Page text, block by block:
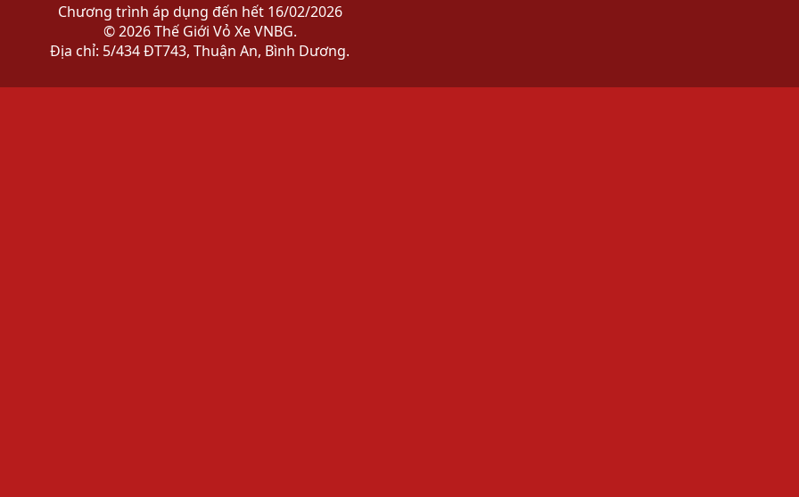
Chương trình áp dụng đến hết 16/02/2026
© 2026 Thế Giới Vỏ Xe VNBG.
Địa chỉ: 5/434 ĐT743, Thuận An, Bình Dương.